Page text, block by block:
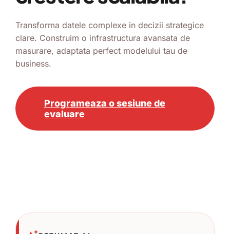
Transforma datele complexe in decizii strategice
clare. Construim o infrastructura avansata de
masurare, adaptata perfect modelului tau de
business.
Programeaza o sesiune de
evaluare